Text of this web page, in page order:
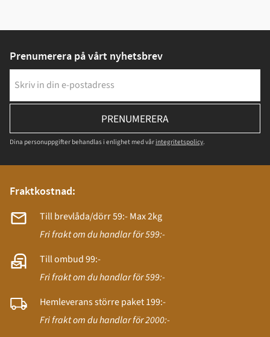
Prenumerera på vårt nyhetsbrev
PRENUMERERA
Dina personuppgifter behandlas i enlighet med vår integritetspolicy.
Fraktkostnad:
Till brevlåda/dörr 59:- Max 2kg
Fri frakt om du handlar för 599:-
Till ombud 99:-
Fri frakt om du handlar för 599:-
Hemleverans större paket 199:-
Fri frakt om du handlar för 2000:-